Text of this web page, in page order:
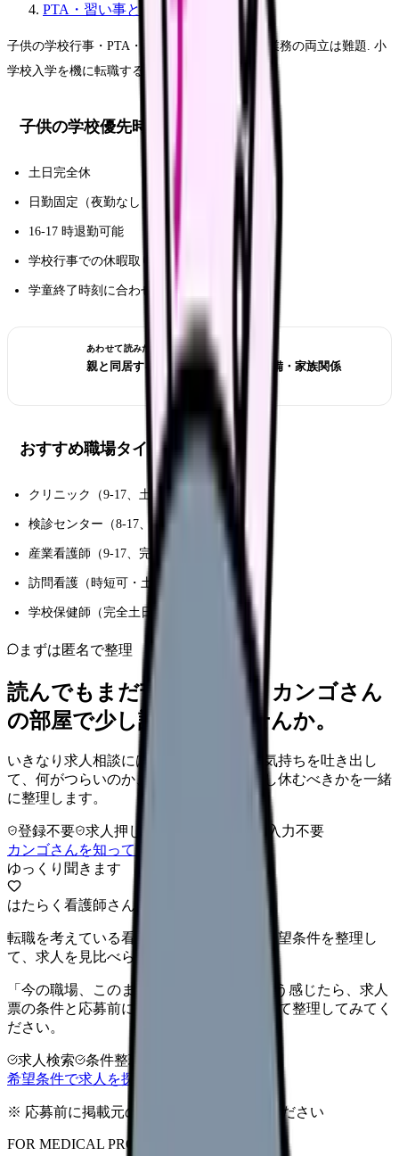
PTA・習い事との両立
子供の学校行事・PTA・習い事の送迎と看護師業務の両立は難題. 小
学校入学を機に転職する看護師は多数います.
子供の学校優先時の職場条件
土日完全休
日勤固定（夜勤なし）
16-17 時退勤可能
学校行事での休暇取りやすい
学童終了時刻に合わせた勤務
あわせて読みたい
親と同居する看護師｜夜勤・介護予備・家族関係
おすすめ職場タイプ
クリニック（9-17、土日休）
検診センター（8-17、土日休）
産業看護師（9-17、完全土日）
訪問看護（時短可・土日休あり）
学校保健師（完全土日休）
まずは匿名で整理
読んでもまだ苦しいなら、カンゴさん
の部屋で少し話してみませんか。
いきなり求人相談には進みません。今の気持ちを吐き出し
て、何がつらいのか、辞めるべきか、少し休むべきかを一緒
に整理します。
登録不要 求人押し売りなし
病院名は入力不要
カンゴさんを知ってから相談する
ゆっくり聞きます
はたらく看護師さん 求人
転職を考えている看護師さんへ。まずは希望条件を整理し
て、求人を見比べられます。
「今の職場、このままでいいのかな...」そう感じたら、求人
票の条件と応募前に確認したい不安を分けて整理してみてく
ださい。
求人検索 条件整理
希望条件で求人を探す
※ 応募前に掲載元の最新情報を確認してください
FOR MEDICAL PROVIDERS